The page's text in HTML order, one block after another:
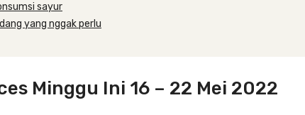
sayur
yang nggak perlu
Minggu Ini 16 – 22 Mei 2022